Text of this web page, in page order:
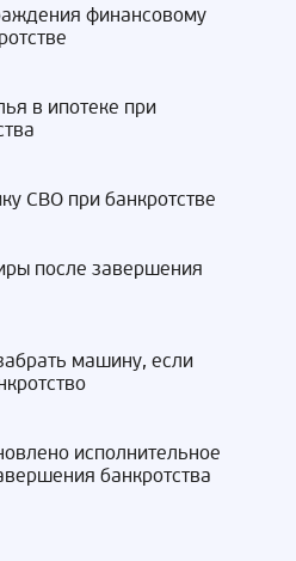
финансовому
в ипотеке при
СВО при банкротстве
после завершения
машину, если
исполнительное
банкротства